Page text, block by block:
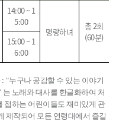
14:00 ~ 1
5:00
명랑하녀
총2회
(60분)
15:00 ~ 1
6:00
: "누구나 공감할 수 있는 이야기
는 노래와 대사를 한글화하여 처
접하는 어린이들도 재미있게 관
제작되어 모든 연령대에서 즐길